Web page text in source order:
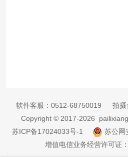
软件客服： 0512-68750019 拍摄
Copyright © 2017-2026
苏ICP备17024033号-1
苏公网
增值电信业务经营许可证